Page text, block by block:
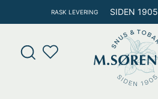
rett
innholdet
RASK LEVERING SIDEN 1905
Products
search